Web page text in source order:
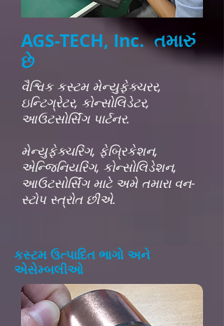
AGS-TECH, Inc. તમારું
છે
વૈશ્વિક કસ્ટમ મેન્યુફેક્ચરર,
ઇન્ટિગ્રેટર, કોન્સોલિડેટર,
આઉટસોર્સિંગ પાર્ટનર.
મેન્યુફેક્ચરિંગ, ફેબ્રિકેશન,
એન્જિનિયરિંગ, કોન્સોલિડેશન,
આઉટસોર્સિંગ માટે અમે તમારા વન-
સ્ટોપ સ્ત્રોત છીએ.
કસ્ટમ ઉત્પાદિત ભાગો અને
એસેમ્બલીઓ